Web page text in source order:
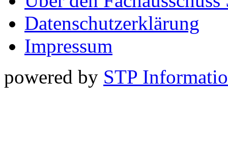
Datenschutzerklärung
Impressum
powered by STP